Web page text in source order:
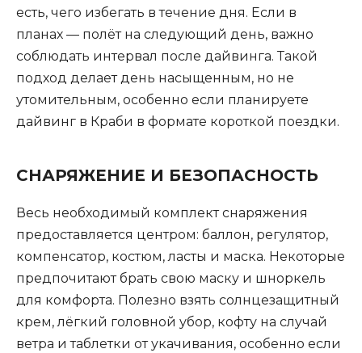
есть, чего избегать в течение дня. Если в
планах — полёт на следующий день, важно
соблюдать интервал после дайвинга. Такой
подход делает день насыщенным, но не
утомительным, особенно если планируете
дайвинг в Краби в формате короткой поездки.
СНАРЯЖЕНИЕ И БЕЗОПАСНОСТЬ
Весь необходимый комплект снаряжения
предоставляется центром: баллон, регулятор,
компенсатор, костюм, ласты и маска. Некоторые
предпочитают брать свою маску и шноркель
для комфорта. Полезно взять солнцезащитный
крем, лёгкий головной убор, кофту на случай
ветра и таблетки от укачивания, особенно если